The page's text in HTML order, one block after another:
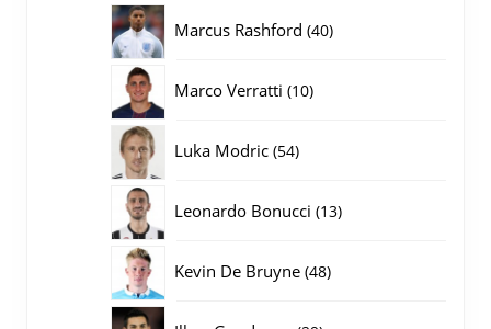
Marcus Rashford 4040
Marco Verratti 1010
Luka Modric 5454
Leonardo Bonucci 1313
Kevin De Bruyne 4848